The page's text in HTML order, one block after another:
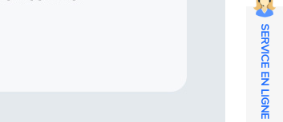
SERVICE EN LIGNE